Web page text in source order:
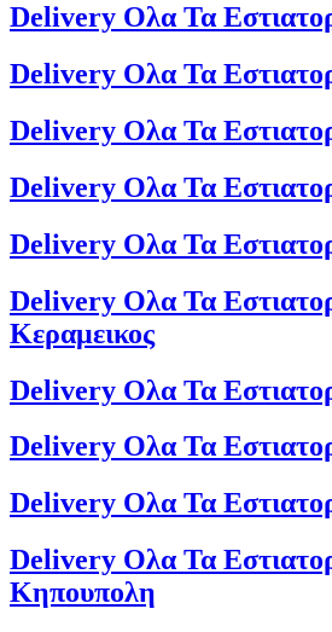
Delivery Ολα Τα
Delivery Ολα Τα
Delivery Ολα Τα
Delivery Ολα Τα
Delivery Ολα Τα
Delivery Ολα Τα
Κεραμεικος
Delivery Ολα Τα
Delivery Ολα Τα
Delivery Ολα Τα
Delivery Ολα Τα
Κηπουπολη